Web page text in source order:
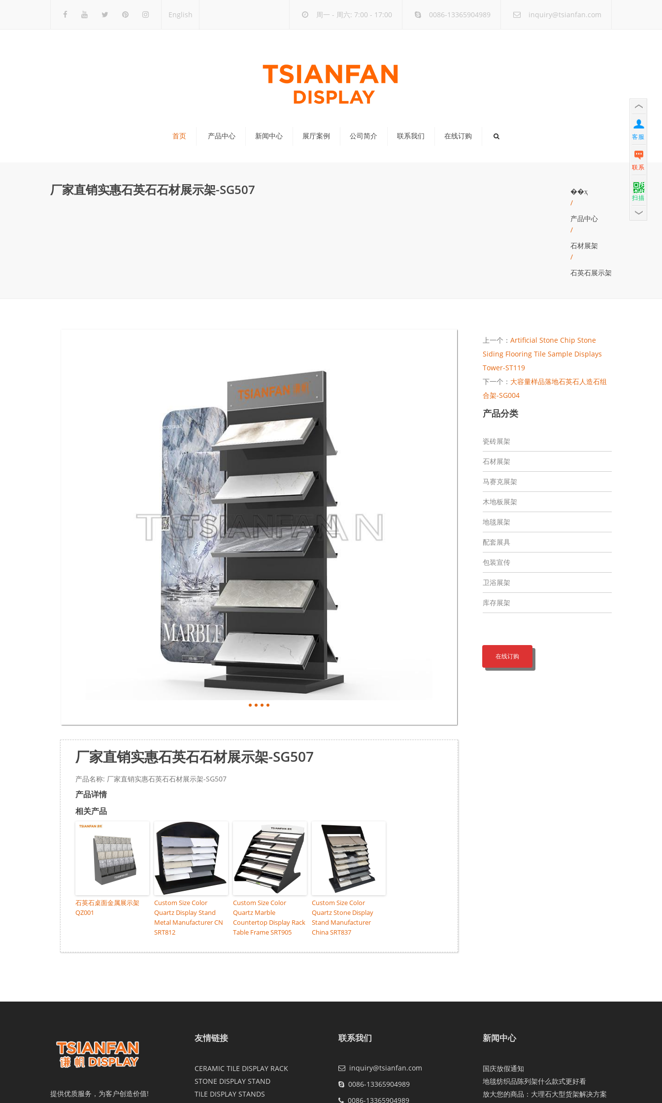
English 周一 - 周六: 7:00 - 17:00 0086-13365904989 inquiry@tsianfan.com
首页 产品中心
石材展架
新闻中心
行业新闻
展厅案例 公司简介 联系我们 在线订购
厂家直销实惠石英石石材展示架-SG507
��ҳ
/
产品中心
/
石材展架
/
石英石展示架
厂家直销实惠石英石石材展示架-SG507
产品名称: 厂家直销实惠石英石石材展示架-SG507
产品详情
相关产品
石英石桌面金属展示架
QZ001
Custom Size Color
Quartz Display Stand
Metal Manufacturer CN
SRT812
Custom Size Color
Quartz Marble
Countertop Display Rack
Table Frame SRT905
Custom Size Color
Quartz Stone Display
Stand Manufacturer
China SRT837
上一个： Artificial Stone Chip Stone
Siding Flooring Tile Sample Displays
Tower-ST119
下一个： 大容量样品落地石英石人造石组
合架-SG004
产品分类
瓷砖展架
石材展架
马赛克展架
木地板展架
地毯展架
配套展具
包装宣传
卫浴展架
库存展架
在线订购
提供优质服务，为客户创造价值!
友情链接
CERAMIC TILE DISPLAY RACK
STONE DISPLAY STAND
TILE DISPLAY STANDS
联系我们
inquiry@tsianfan.com
0086-13365904989
0086-13365904989
新闻中心
国庆放假通知
地毯纺织品陈列架什么款式更好看
放大您的商品：大理石大型货架解决方案
客服
联系
扫描